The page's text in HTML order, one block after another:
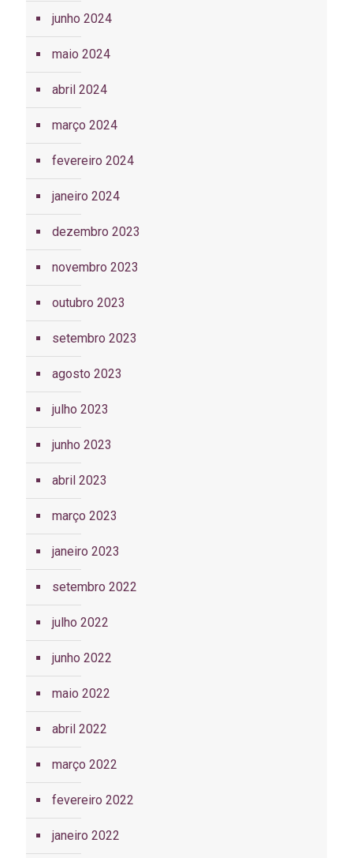
junho 2024
maio 2024
abril 2024
março 2024
fevereiro 2024
janeiro 2024
dezembro 2023
novembro 2023
outubro 2023
setembro 2023
agosto 2023
julho 2023
junho 2023
abril 2023
março 2023
janeiro 2023
setembro 2022
julho 2022
junho 2022
maio 2022
abril 2022
março 2022
fevereiro 2022
janeiro 2022